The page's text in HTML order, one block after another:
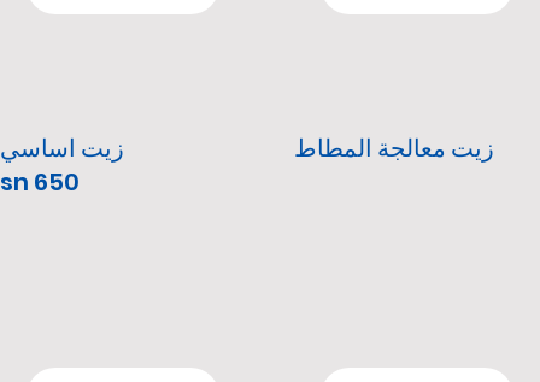
زيت اساسي
sn 650
زيت معالجة المطاط